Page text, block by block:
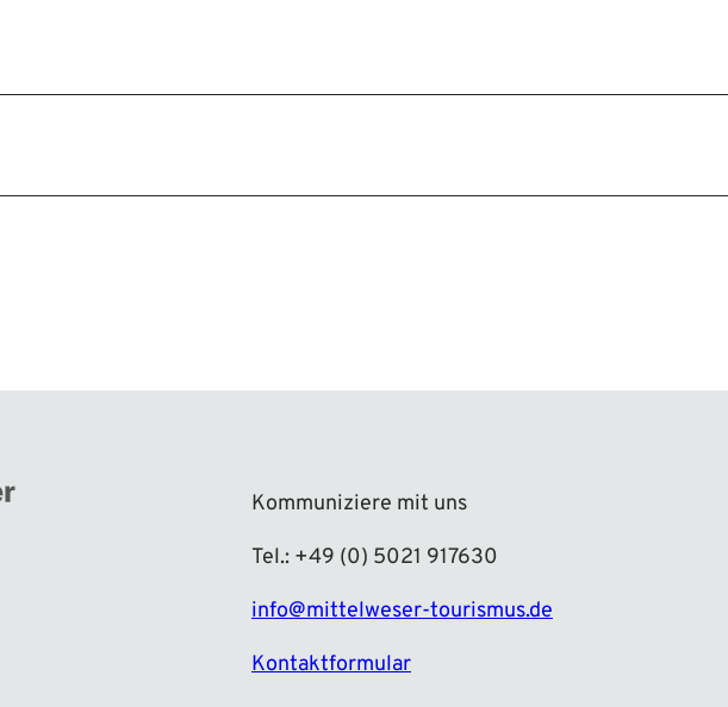
Kommuniziere mit uns
Tel.: +49 (0) 5021 917630
info@mittelweser-tourismus.de
Kontaktformular